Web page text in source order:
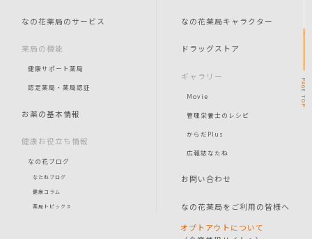
なの花薬局のサービス
薬局の機能
健康サポート薬局
認定薬局・薬局認証
お薬の基本情報
健康お役立ち情報
なの花ブログ
なたねブログ
健康コラム
薬局トピックス
なの花薬局キャラクター
ドラッグストア
ギャラリー
Movie
管理栄養士のレシピ
からだPlus
広報誌なたね
お問い合わせ
なの花薬局をご利用の皆様へ
オプトアウトについて
PAGE
TOP